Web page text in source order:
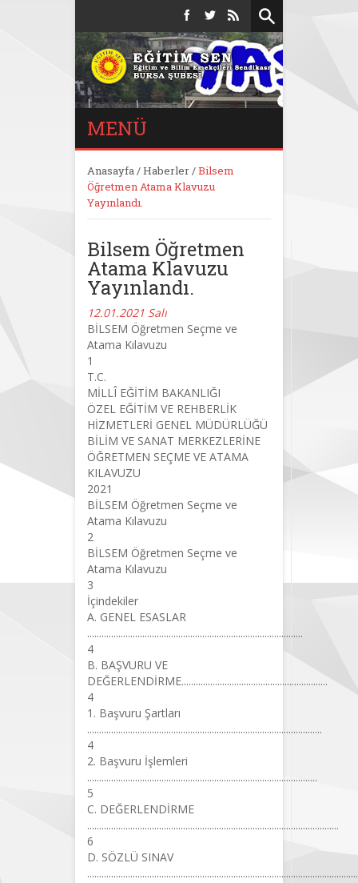
MENÜ
Anasayfa/Haberler/Bilsem
Öğretmen Atama Klavuzu
Yayınlandı.
Bilsem Öğretmen
Atama Klavuzu
Yayınlandı.
12.01.2021 Salı
BİLSEM Öğretmen Seçme ve
Atama Kılavuzu
1
T.C.
MİLLÎ EĞİTİM BAKANLIĞI
ÖZEL EĞİTİM VE REHBERLİK
HİZMETLERİ GENEL MÜDÜRLÜĞÜ
BİLİM VE SANAT MERKEZLERİNE
ÖĞRETMEN SEÇME VE ATAMA
KILAVUZU
2021
BİLSEM Öğretmen Seçme ve
Atama Kılavuzu
2
BİLSEM Öğretmen Seçme ve
Atama Kılavuzu
3
İçindekiler
A. GENEL ESASLAR
..........................................................................................
4
B. BAŞVURU VE
DEĞERLENDİRME.............................................................
4
1. Başvuru Şartları
..................................................................................................
4
2. Başvuru İşlemleri
................................................................................................
5
C. DEĞERLENDİRME
.........................................................................................................
6
D. SÖZLÜ SINAV